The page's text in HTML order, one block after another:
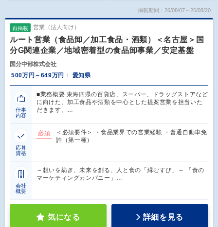
掲載期間：26/08/07～26/08/20
再掲載 営業（法人向け）
ルート営業（食品卸／加工食品・酒類）＜名古屋＞国
分G関連企業／地域密着型の食品卸事業／安定基盤
国分中部株式会社
500万円～649万円
愛知県
仕事
内容
■業務概要 東海四県の百貨店、スーパー、ドラッグストアなど
に向けた、加工食品や酒類を中心とした提案営業を担当いた
だきます。…
応募
資格
必須
＜必須要件＞ ・食品業界での営業経験 ・普通自動車免
許（第一種）
会社
概要
～想いを紡ぎ、未来を創る、人と食の「縁むすび」～ 「食の
マーケティングカンパニー」…
気になる 詳細を見る